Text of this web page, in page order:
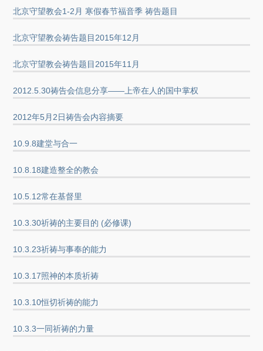
北京守望教会1-2月 寒假春节福音季 祷告题目
北京守望教会祷告题目2015年12月
北京守望教会祷告题目2015年11月
2012.5.30祷告会信息分享——上帝在人的国中掌权
2012年5月2日祷告会内容摘要
10.9.8建堂与合一
10.8.18建造整全的教会
10.5.12常在基督里
10.3.30祈祷的主要目的 (必修课)
10.3.23祈祷与事奉的能力
10.3.17照神的本质祈祷
10.3.10恒切祈祷的能力
10.3.3一同祈祷的力量